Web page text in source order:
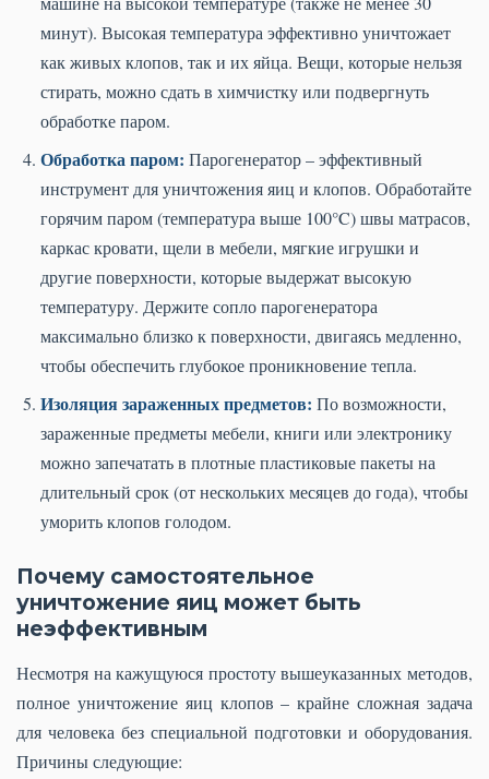
минут). Высокая температура эффективно уничтожает
как живых клопов, так и их яйца. Вещи, которые нельзя
стирать, можно сдать в химчистку или подвергнуть
обработке паром.
Обработка паром: Парогенератор – эффективный
инструмент для уничтожения яиц и клопов. Обработайте
горячим паром (температура выше 100°C) швы матрасов,
каркас кровати, щели в мебели, мягкие игрушки и
другие поверхности, которые выдержат высокую
температуру. Держите сопло парогенератора
максимально близко к поверхности, двигаясь медленно,
чтобы обеспечить глубокое проникновение тепла.
Изоляция зараженных предметов: По возможности,
зараженные предметы мебели, книги или электронику
можно запечатать в плотные пластиковые пакеты на
длительный срок (от нескольких месяцев до года), чтобы
уморить клопов голодом.
Почему самостоятельное
уничтожение яиц может быть
неэффективным
Несмотря на кажущуюся простоту вышеуказанных методов,
полное уничтожение яиц клопов – крайне сложная задача
для человека без специальной подготовки и оборудования.
Причины следующие: